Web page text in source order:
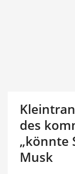
des
„könnte
Musk